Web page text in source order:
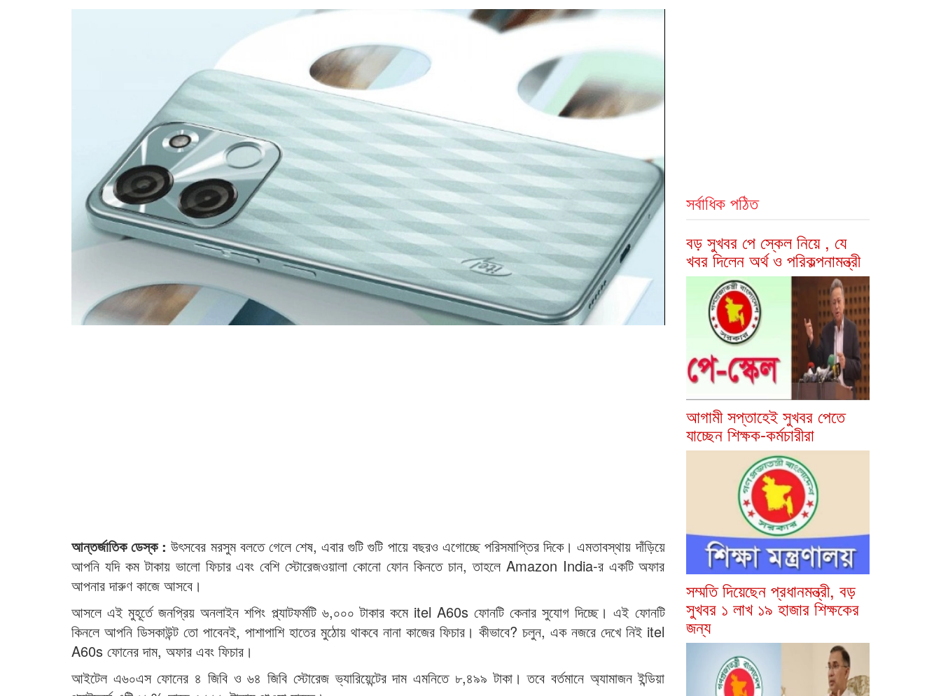
আন্তর্জাতিক ডেস্ক : উৎসবের মরসুম বলতে গেলে শেষ, এবার গুটি গুটি পায়ে বছরও এগোচ্ছে পরিসমাপ্তির দিকে। এমতাবস্থায় দাঁড়িয়ে
আপনি যদি কম টাকায় ভালো ফিচার এবং বেশি স্টোরেজওয়ালা কোনো ফোন কিনতে চান, তাহলে Amazon India-র একটি অফার
আপনার দারুণ কাজে আসবে।
আসলে এই মুহূর্তে জনপ্রিয় অনলাইন শপিং প্ল্যাটফর্মটি ৬,০০০ টাকার কমে itel A60s ফোনটি কেনার সুযোগ দিচ্ছে। এই ফোনটি
কিনলে আপনি ডিসকাউন্ট তো পাবেনই, পাশাপাশি হাতের মুঠোয় থাকবে নানা কাজের ফিচার। কীভাবে? চলুন, এক নজরে দেখে নিই itel
A60s ফোনের দাম, অফার এবং ফিচার।
আইটেল এ৬০এস ফোনের ৪ জিবি ও ৬৪ জিবি স্টোরেজ ভ্যারিয়েন্টের দাম এমনিতে ৮,৪৯৯ টাকা। তবে বর্তমানে অ্যামাজন ইন্ডিয়া
সর্বাধিক পঠিত
বড় সুখবর পে স্কেল নিয়ে , যে
খবর দিলেন অর্থ ও পরিকল্পনামন্ত্রী
আগামী সপ্তাহেই সুখবর পেতে
যাচ্ছেন শিক্ষক-কর্মচারীরা
সম্মতি দিয়েছেন প্রধানমন্ত্রী, বড়
সুখবর ১ লাখ ১৯ হাজার শিক্ষকের
জন্য